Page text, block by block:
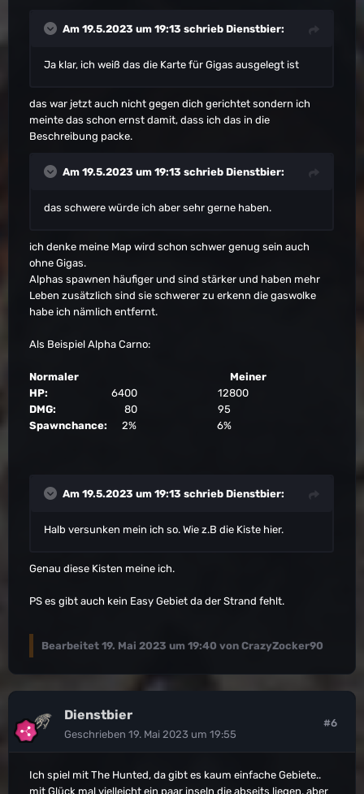
Am 19.5.2023 um 19:13 schrieb Dienstbier:
Ja klar, ich weiß das die Karte für Gigas ausgelegt ist
das war jetzt auch nicht gegen dich gerichtet sondern ich
meinte das schon ernst damit, dass ich das in die
Beschreibung packe.
Am 19.5.2023 um 19:13 schrieb Dienstbier:
das schwere würde ich aber sehr gerne haben.
ich denke meine Map wird schon schwer genug sein auch
ohne Gigas.
Alphas spawnen häufiger und sind stärker und haben mehr
Leben zusätzlich sind sie schwerer zu erkenn die gaswolke
habe ich nämlich entfernt.
Als Beispiel Alpha Carno:
Normaler Meiner
HP:
6400 12800
DMG:
80 95
Spawnchance: 2% 6%
Am 19.5.2023 um 19:13 schrieb Dienstbier:
Halb versunken mein ich so. Wie z.B die Kiste hier.
Genau diese Kisten meine ich.
PS es gibt auch kein Easy Gebiet da der Strand fehlt.
Bearbeitet 19. Mai 2023 um 19:40 von CrazyZocker90
Dienstbier
Geschrieben 19. Mai 2023 um 19:55
#6
Ich spiel mit The Hunted, da gibt es kaum einfache Gebiete..
mit Glück mal vielleicht ein paar inseln die abseits liegen, aber